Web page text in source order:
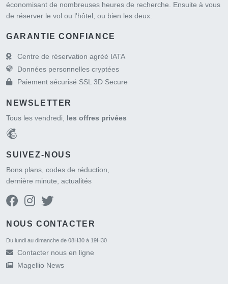
économisant de nombreuses heures de recherche. Ensuite à vous
de réserver le vol ou l'hôtel, ou bien les deux.
GARANTIE CONFIANCE
Centre de réservation agréé IATA
Données personnelles cryptées
Paiement sécurisé SSL 3D Secure
NEWSLETTER
Tous les vendredi, les offres privées
SUIVEZ-NOUS
Bons plans, codes de réduction,
dernière minute, actualités
NOUS CONTACTER
Du lundi au dimanche de 08H30 à 19H30
Contacter nous en ligne
Magellio News